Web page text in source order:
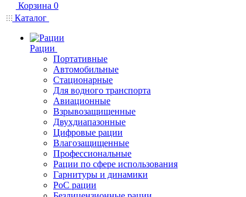
Корзина 0
Каталог
Рации
Портативные
Автомобильные
Стационарные
Для водного транспорта
Авиационные
Взрывозащищенные
Двухдиапазонные
Цифровые рации
Влагозащищенные
Профессиональные
Рации по сфере использования
Гарнитуры и динамики
PoC рации